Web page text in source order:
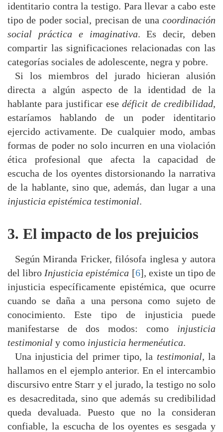
identitario contra la testigo. Para llevar a cabo este
tipo de poder social, precisan de una coordinación
social práctica e imaginativa. Es decir, deben
compartir las significaciones relacionadas con las
categorías sociales de adolescente, negra y pobre.
Si los miembros del jurado hicieran alusión
directa a algún aspecto de la identidad de la
hablante para justificar ese déficit de credibilidad,
estaríamos hablando de un poder identitario
ejercido activamente. De cualquier modo, ambas
formas de poder no solo incurren en una violación
ética profesional que afecta la capacidad de
escucha de los oyentes distorsionando la narrativa
de la hablante, sino que, además, dan lugar a una
injusticia epistémica testimonial.
3. El impacto de los prejuicios
Según Miranda Fricker, filósofa inglesa y autora
del libro Injusticia epistémica [6], existe un tipo de
injusticia específicamente epistémica, que ocurre
cuando se daña a una persona como sujeto de
conocimiento. Este tipo de injusticia puede
manifestarse de dos modos: como injusticia
testimonial y como injusticia hermenéutica.
Una injusticia del primer tipo, la testimonial, la
hallamos en el ejemplo anterior. En el intercambio
discursivo entre Starr y el jurado, la testigo no solo
es desacreditada, sino que además su credibilidad
queda devaluada. Puesto que no la consideran
confiable, la escucha de los oyentes es sesgada y